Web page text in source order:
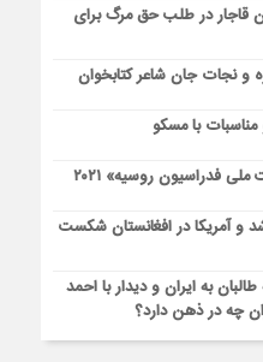
قاجار در طلب حق مرگ برای
و نجات جان شاعر کتابخوان
مناسبات با مسکو
فدراسیون روسیه» ۲۰۲۱
و آمریکا در افغانستان شکست
به ایران و دیدار با احمد
چه در ذهن دارد؟